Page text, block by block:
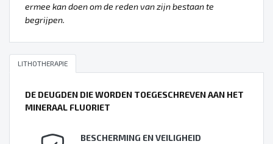
ermee kan doen om de reden van zijn bestaan te
begrijpen.
LITHOTHERAPIE
DE DEUGDEN DIE WORDEN TOEGESCHREVEN AAN HET
MINERAAL FLUORIET
BESCHERMING EN VEILIGHEID